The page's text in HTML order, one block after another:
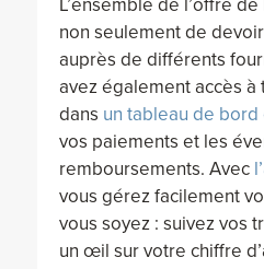
L’ensemble de l’offre
non seulement de
auprès de différents
avez également accès
dans un tableau de bord
vos paiements et les
remboursements. Avec
vous gérez facilement
vous soyez : suivez vos
un œil sur votre chiffre